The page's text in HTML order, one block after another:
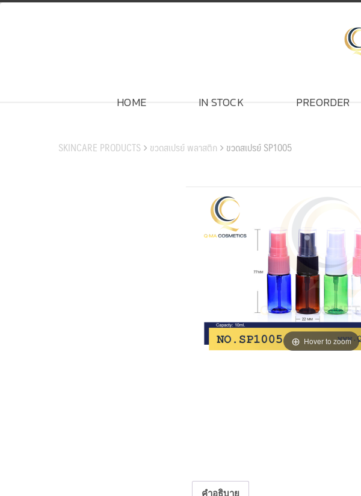
Skip
HOME IN STOCK PREORDER
SKINCARE PRODUCTS ขวดสเปรย์ พลาสติก ขวดสเปรย์ SP1005
Hover to zoom
คำอธิบาย